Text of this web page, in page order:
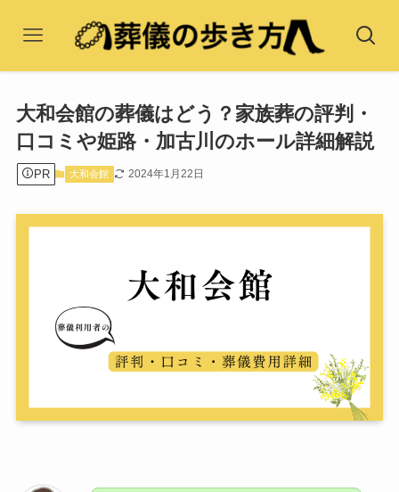
大和会館の葬儀はどう？家族葬の評判・
口コミや姫路・加古川のホール詳細解説
PR 大和会館 2024年1月22日